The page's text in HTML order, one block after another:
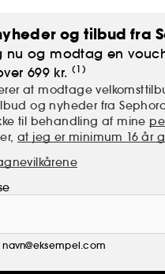
for alle, også jer!
og tilbud fra
nu og modtag en
699 kr. (1)
at modtage
og nyheder fra
til behandling af mine
at jeg er minimum 16 år